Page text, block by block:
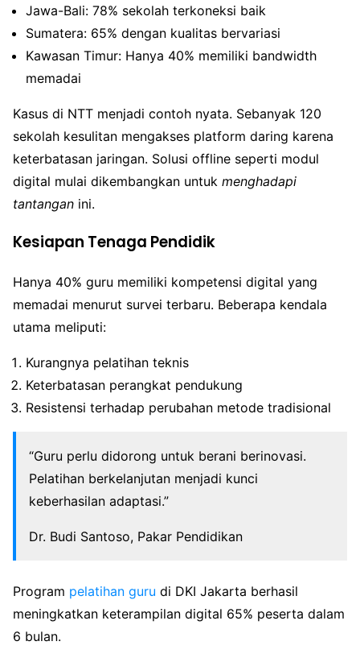
Jawa-Bali: 78% sekolah terkoneksi baik
Sumatera: 65% dengan kualitas bervariasi
Kawasan Timur: Hanya 40% memiliki bandwidth
memadai
Kasus di NTT menjadi contoh nyata. Sebanyak 120
sekolah kesulitan mengakses platform daring karena
keterbatasan jaringan. Solusi offline seperti modul
digital mulai dikembangkan untuk menghadapi
tantangan ini.
Kesiapan Tenaga Pendidik
Hanya 40% guru memiliki kompetensi digital yang
memadai menurut survei terbaru. Beberapa kendala
utama meliputi:
Kurangnya pelatihan teknis
Keterbatasan perangkat pendukung
Resistensi terhadap perubahan metode tradisional
“Guru perlu didorong untuk berani berinovasi.
Pelatihan berkelanjutan menjadi kunci
keberhasilan adaptasi.”
Dr. Budi Santoso, Pakar Pendidikan
Program pelatihan guru di DKI Jakarta berhasil
meningkatkan keterampilan digital 65% peserta dalam
6 bulan.